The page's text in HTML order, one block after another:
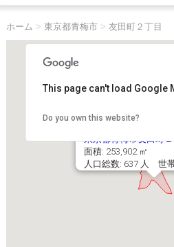
ホーム > 東京都青梅市> 友田町２丁目
東京都青梅市友田町
面積: 253,902 ㎡
人口総数: 637 人 世
This page can't load Google
Do you own this website?